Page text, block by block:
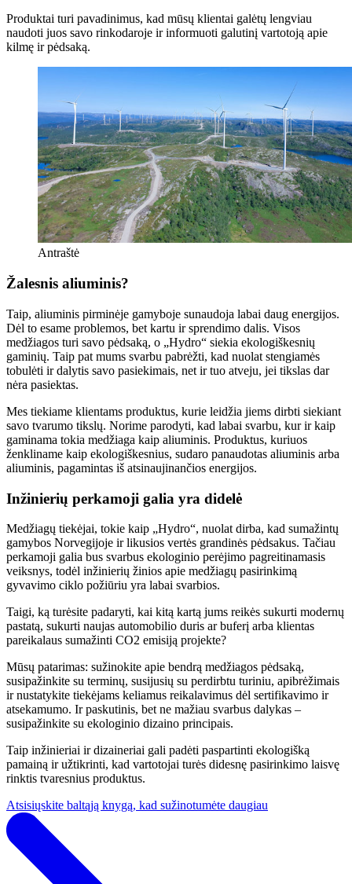
Produktai turi pavadinimus, kad mūsų klientai galėtų lengviau
naudoti juos savo rinkodaroje ir informuoti galutinį vartotoją apie
kilmę ir pėdsaką.
Antraštė
Žalesnis aliuminis?
Taip, aliuminis pirminėje gamyboje sunaudoja labai daug energijos.
Dėl to esame problemos, bet kartu ir sprendimo dalis. Visos
medžiagos turi savo pėdsaką, o „Hydro“ siekia ekologiškesnių
gaminių. Taip pat mums svarbu pabrėžti, kad nuolat stengiamės
tobulėti ir dalytis savo pasiekimais, net ir tuo atveju, jei tikslas dar
nėra pasiektas.
Mes tiekiame klientams produktus, kurie leidžia jiems dirbti siekiant
savo tvarumo tikslų. Norime parodyti, kad labai svarbu, kur ir kaip
gaminama tokia medžiaga kaip aliuminis. Produktus, kuriuos
ženkliname kaip ekologiškesnius, sudaro panaudotas aliuminis arba
aliuminis, pagamintas iš atsinaujinančios energijos.
Inžinierių perkamoji galia yra didelė
Medžiagų tiekėjai, tokie kaip „Hydro“, nuolat dirba, kad sumažintų
gamybos Norvegijoje ir likusios vertės grandinės pėdsakus. Tačiau
perkamoji galia bus svarbus ekologinio perėjimo pagreitinamasis
veiksnys, todėl inžinierių žinios apie medžiagų pasirinkimą
gyvavimo ciklo požiūriu yra labai svarbios.
Taigi, ką turėsite padaryti, kai kitą kartą jums reikės sukurti modernų
pastatą, sukurti naujas automobilio duris ar buferį arba klientas
pareikalaus sumažinti CO2 emisiją projekte?
Mūsų patarimas: sužinokite apie bendrą medžiagos pėdsaką,
susipažinkite su terminų, susijusių su perdirbtu turiniu, apibrėžimais
ir nustatykite tiekėjams keliamus reikalavimus dėl sertifikavimo ir
atsekamumo. Ir paskutinis, bet ne mažiau svarbus dalykas –
susipažinkite su ekologinio dizaino principais.
Taip inžinieriai ir dizaineriai gali padėti paspartinti ekologišką
pamainą ir užtikrinti, kad vartotojai turės didesnę pasirinkimo laisvę
rinktis tvaresnius produktus.
Atsisiųskite baltąją knygą, kad sužinotumėte daugiau